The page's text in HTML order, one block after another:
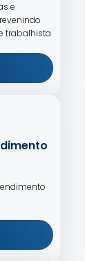
e
trabalhista